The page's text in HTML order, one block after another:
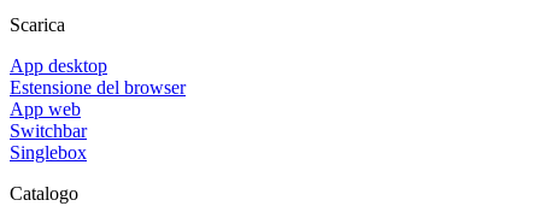
Scarica
App desktop
Estensione del browser
App web
Switchbar
Singlebox
Catalogo